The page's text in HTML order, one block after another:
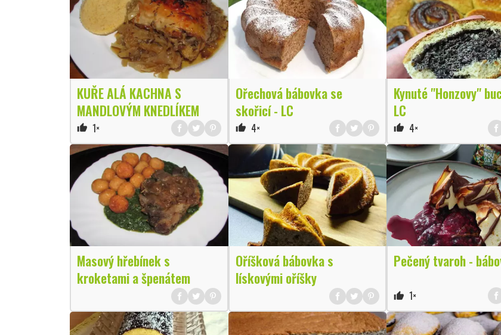
KUŘE ALÁ KACHNA S
MANDLOVÝM KNEDLÍKEM
thumb_up 1×
Ořechová bábovka se
skořicí - LC
thumb_up 4×
Kynuté "Honzovy"
LC
thumb_up 4×
Masový hřebínek s
kroketami a špenátem
Oříšková bábovka s
lískovými oříšky
Pečený tvaroh -
thumb_up 1×